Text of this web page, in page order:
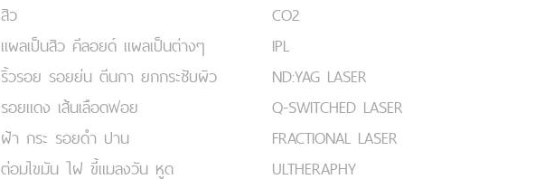
สิว
แผลเป็นสิว คีลอยด์ แผลเป็นต่างๆ
ริ้วรอย รอยย่น ตีนกา ยกกระชับผิว
รอยแดง เส้นเลือดฟอย
ฝ้า กระ รอยดำ ปาน
ต่อมไขมัน ไฝ ขี้แมลงวัน หูด
CO2
IPL
ND:YAG LASER
Q-SWITCHED LASER
FRACTIONAL LASER
ULTHERAPHY